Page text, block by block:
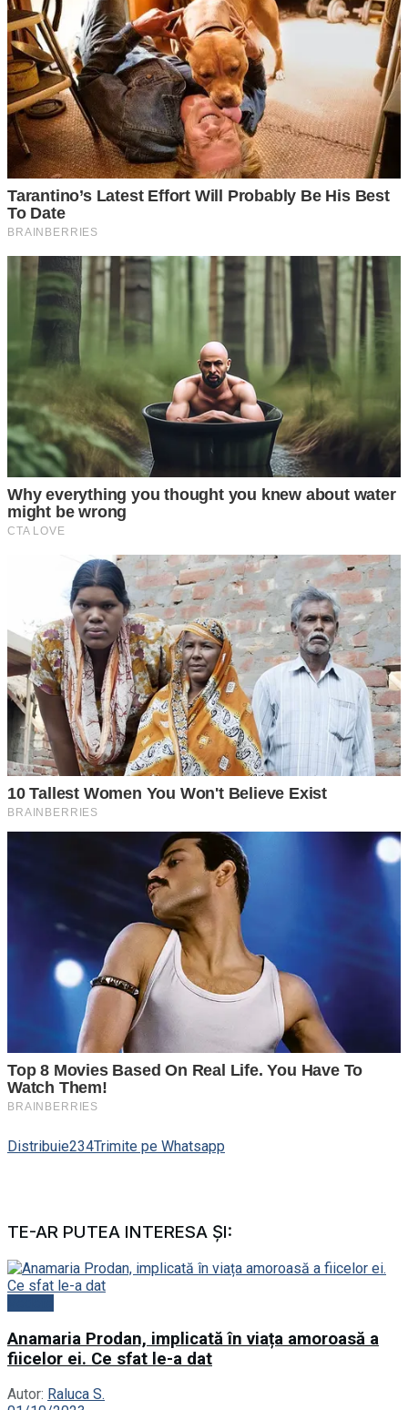
Distribuie234Trimite pe Whatsapp
TE-AR PUTEA INTERESA ȘI:
Anamaria Prodan, implicată în viața amoroasă a
fiicelor ei. Ce sfat le-a dat
Autor: Raluca S.